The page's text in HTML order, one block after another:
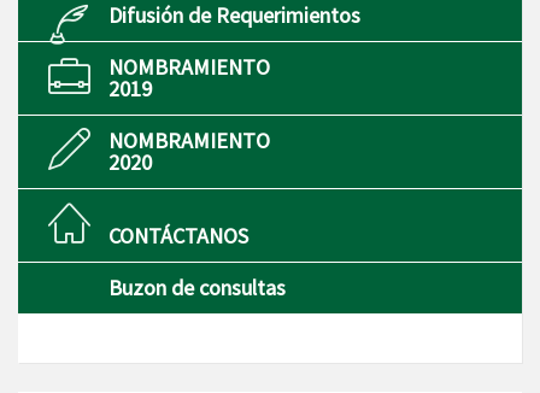
Difusión de Requerimientos
NOMBRAMIENTO
2019
NOMBRAMIENTO
2020
CONTÁCTANOS
Buzon de consultas